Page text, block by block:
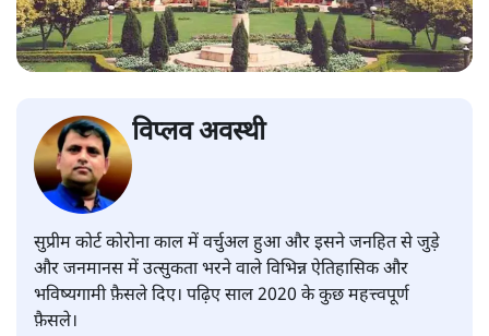
विप्लव अवस्थी
सुप्रीम कोर्ट कोरोना काल में वर्चुअल हुआ और इसने जनहित से जुड़े
और जनमानस में उत्सुकता भरने वाले विभिन्न ऐतिहासिक और
भविष्यगामी फ़ैसले दिए। पढ़िए साल 2020 के कुछ महत्त्वपूर्ण
फ़ैसले।